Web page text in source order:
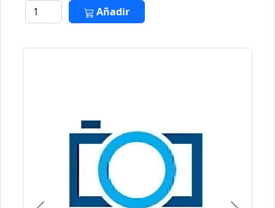
Añadir